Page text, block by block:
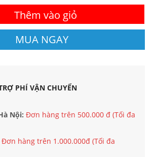
Thêm vào giỏ
MUA NGAY
PHÍ VẬN CHUYỂN
Nội: Đơn hàng trên 500.000 đ (Tối đa
Đơn hàng trên 1.000.000đ (Tối đa